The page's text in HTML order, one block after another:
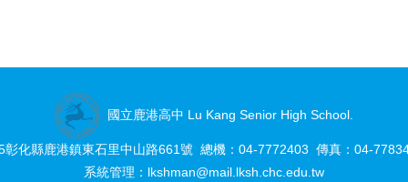
國立鹿港高中 Lu Kang Senior High School.
彰化縣鹿港鎮東石里中山路661號 總機：04-7772403 傳真：04-
系統管理： lkshman@mail.lksh.chc.edu.tw